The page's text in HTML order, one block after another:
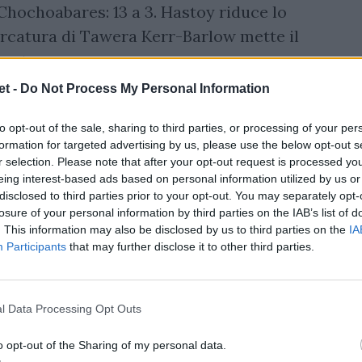
- Do Not Process My Personal Information
opt-out of the sale, sharing to third parties, or processing of your
for targeted advertising by us, please use the below opt-out
selection. Please note that after your opt-out request is processed
interest-based ads based on personal information utilized by us
to third parties prior to your opt-out. You may separately
of your personal information by third parties on the IAB’s list of
This information may also be disclosed by us to third parties on the
Participants that may further disclose it to other third parties.
Data Processing Opt Outs
opt-out of the Sharing of my personal data.
13 a 3. Hastoy riduce lo
di Tawera Kerr-Barlow mette il
tempo.
la meta di Uini Atonio, che vale il 13 a
Tolosa va per i pali tre volte
si va sul 22 a 20 quando siamo al
due punizioni e Hastoy porta i suoi sul
ma al 77' è Romain Ntamack a trovare la